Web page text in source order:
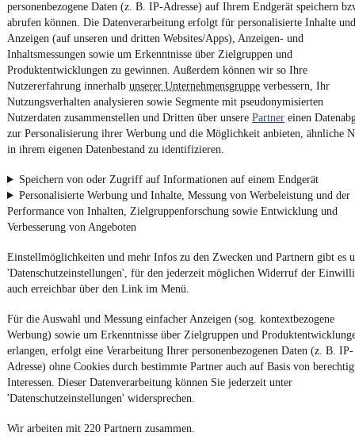
personenbezogene Daten (z. B. IP-Adresse) auf Ihrem Endgerät speichern
abrufen können. Die Datenverarbeitung erfolgt für personalisierte Inhalte und
Anzeigen (auf unseren und dritten Websites/Apps), Anzeigen- und
Inhaltsmessungen sowie um Erkenntnisse über Zielgruppen und
Produktentwicklungen zu gewinnen. Außerdem können wir so Ihre
Nutzererfahrung innerhalb unserer Unternehmensgruppe verbessern, Ihr
Nutzungsverhalten analysieren sowie Segmente mit pseudonymisierten
Nutzerdaten zusammenstellen und Dritten über unsere Partner einen
zur Personalisierung ihrer Werbung und die Möglichkeit anbieten, ähnliche
in ihrem eigenen Datenbestand zu identifizieren.
Speichern von oder Zugriff auf Informationen auf einem Endgerät
Personalisierte Werbung und Inhalte, Messung von Werbeleistung und der
Performance von Inhalten, Zielgruppenforschung sowie Entwicklung und
Verbesserung von Angeboten
Einstellmöglichkeiten und mehr Infos zu den Zwecken und Partnern gibt es
'Datenschutzeinstellungen', für den jederzeit möglichen Widerruf der
auch erreichbar über den Link im Menü.
Für die Auswahl und Messung einfacher Anzeigen (sog. kontextbezogene
Werbung) sowie um Erkenntnisse über Zielgruppen und
erlangen, erfolgt eine Verarbeitung Ihrer personenbezogenen Daten (z. B. IP-
Adresse) ohne Cookies durch bestimmte Partner auch auf Basis von
Interessen. Dieser Datenverarbeitung können Sie jederzeit unter
'Datenschutzeinstellungen' widersprechen.
Wir arbeiten mit 220 Partnern zusammen.
¹MwSt. ausweisbar
4.6 Sterne
Nutze mobile.de schnell und einfach
App installieren
Impressum
AGB
Datenschutz
Datenschutzeinstellungen
Report Security Vulnerability (English)
Powered by
Weitere Fahrzeuge gibt es auf mobile.de, dem Marktplatz für